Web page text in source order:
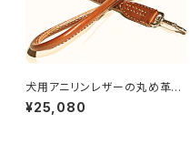
犬用アニリンレザーの丸め革プ
レーンリード90cm 【受注製
作】LOVE&PEACE&DOGSオリ
¥25,080